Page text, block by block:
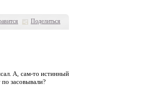
Поделиться
А, сам-то истинный
засовывали?